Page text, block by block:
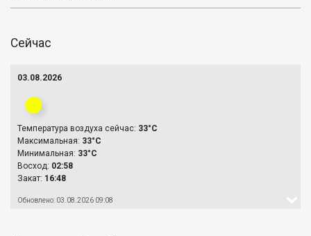
Сейчас
03.08.2026
Температура воздуха сейчас: 33°C
Максимальная: 33°C
Минимальная: 33°C
Восход: 02:58
Закат: 16:48
Обновлено: 03.08.2026 09:08